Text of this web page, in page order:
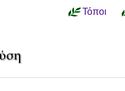
Τόποι